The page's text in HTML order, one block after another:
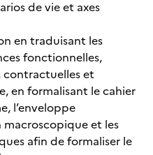
de vie et axes
en traduisant les
fonctionnelles,
et
en formalisant le cahier
l’enveloppe
et les
afin de formaliser le